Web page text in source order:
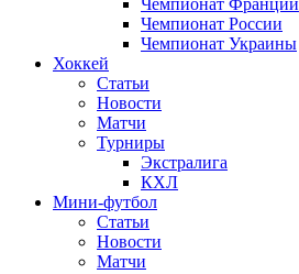
Чемпионат Франции
Чемпионат России
Чемпионат Украины
Хоккей
Статьи
Новости
Матчи
Турниры
Экстралига
КХЛ
Мини-футбол
Статьи
Новости
Матчи